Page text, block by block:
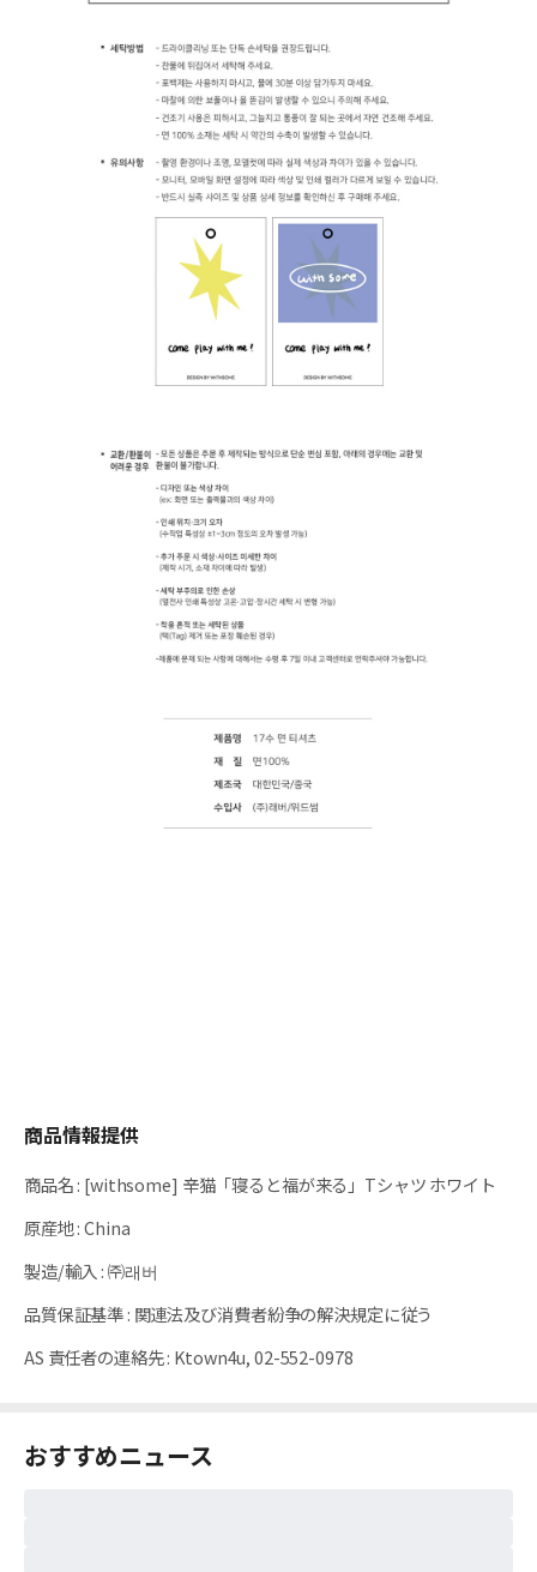
商品情報提供
商品名: [withsome] 辛猫「寝ると福が来る」Tシャツ ホワイト
原産地:China
製造/輸入 :㈜래버
品質保証基準: 関連法及び消費者紛争の解決規定に従う
AS 責任者の連絡先: Ktown4u, 02-552-0978
おすすめニュース